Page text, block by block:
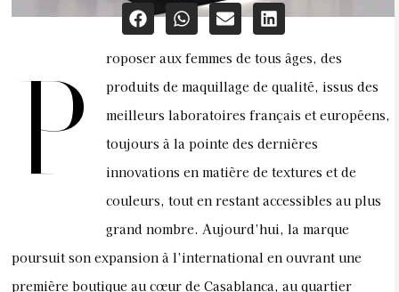
P
roposer aux femmes de tous âges, des
produits de maquillage de qualité, issus des
meilleurs laboratoires français et européens,
toujours à la pointe des dernières
innovations en matière de textures et de
couleurs, tout en restant accessibles au plus
grand nombre. Aujourd’hui, la marque
poursuit son expansion à l’international en ouvrant une
première boutique au cœur de Casablanca, au quartier